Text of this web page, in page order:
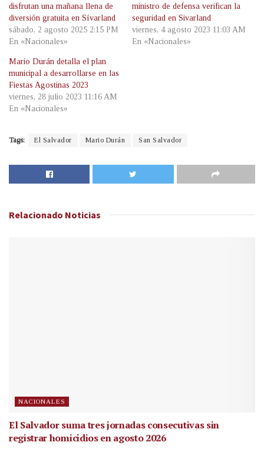
disfrutan una mañana llena de
diversión gratuita en Sívarland
sábado, 2 agosto 2025 2:15 PM
En «Nacionales»
ministro de defensa verifican la
seguridad en Sivarland
viernes, 4 agosto 2023 11:03 AM
En «Nacionales»
Mario Durán detalla el plan
municipal a desarrollarse en las
Fiestas Agostinas 2023
viernes, 28 julio 2023 11:16 AM
En «Nacionales»
Tags: El Salvador Mario Durán San Salvador
Relacionado Noticias
NACIONALES
El Salvador suma tres jornadas consecutivas sin
registrar homicidios en agosto 2026